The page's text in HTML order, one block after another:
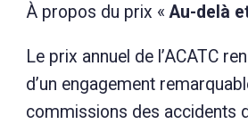
À propos du prix «Au-delà
Le prix annuel de l’ACATC
d’un engagement
commissions des accidents